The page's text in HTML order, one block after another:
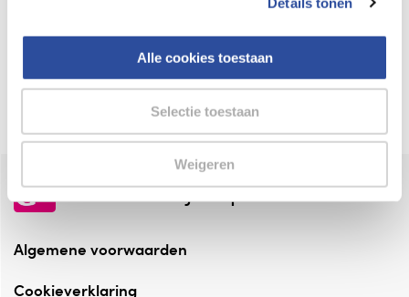
Alle cookies toestaan
Selectie toestaan
Weigeren
Altijd onze folder bij de hand
Check onze folders ⁠bij AlleFolders.
de vriendelijke specialist
Algemene voorwaarden
Cookieverklaring